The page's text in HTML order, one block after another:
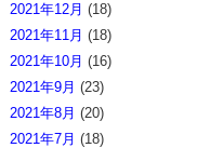
2021年12月 (18)
2021年11月 (18)
2021年10月 (16)
2021年9月 (23)
2021年8月 (20)
2021年7月 (18)